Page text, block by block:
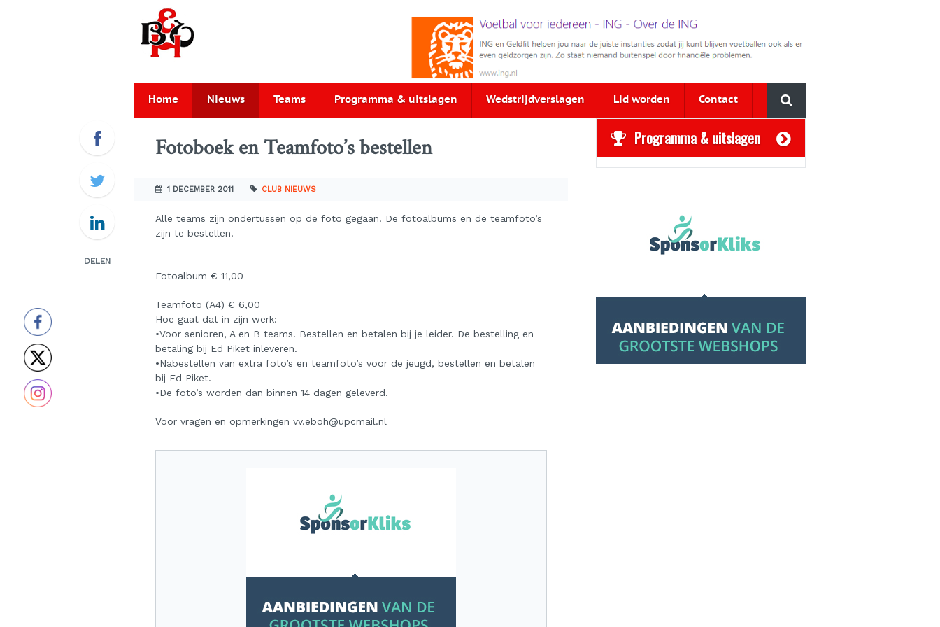
Home Nieuws Teams Programma & uitslagen Wedstrijdverslagen Lid worden Contact
Fotoboek en Teamfoto’s bestellen
1 DECEMBER 2011 CLUB NIEUWS
Alle teams zijn ondertussen op de foto gegaan. De fotoalbums en de teamfoto’s
zijn te bestellen.
Fotoalbum € 11,00
Teamfoto (A4) € 6,00
Hoe gaat dat in zijn werk:
•Voor senioren, A en B teams. Bestellen en betalen bij je leider. De bestelling en
betaling bij Ed Piket inleveren.
•Nabestellen van extra foto’s en teamfoto’s voor de jeugd, bestellen en betalen
bij Ed Piket.
•De foto’s worden dan binnen 14 dagen geleverd.
Voor vragen en opmerkingen vv.eboh@upcmail.nl
DELEN
Programma & uitslagen